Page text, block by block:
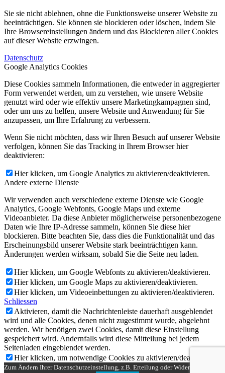
Sie sie nicht ablehnen, ohne die Funktionsweise unserer Website zu
beeinträchtigen. Sie können sie blockieren oder löschen, indem Sie
Ihre Browsereinstellungen ändern und das Blockieren aller Cookies
auf dieser Website erzwingen.
Datenschutz
Google Analytics Cookies
Diese Cookies sammeln Informationen, die entweder in aggregierter
Form verwendet werden, um zu verstehen, wie unsere Website
genutzt wird oder wie effektiv unsere Marketingkampagnen sind,
oder um uns zu helfen, unsere Website und Anwendung für Sie
anzupassen, um Ihre Erfahrung zu verbessern.
Wenn Sie nicht möchten, dass wir Ihren Besuch auf unserer Website
verfolgen, können Sie das Tracking in Ihrem Browser hier
deaktivieren:
Hier klicken, um Google Analytics zu aktivieren/deaktivieren.
Andere externe Dienste
Wir verwenden auch verschiedene externe Dienste wie Google
Analytics, Google Webfonts, Google Maps und externe
Videoanbieter. Da diese Anbieter möglicherweise personenbezogene
Daten wie Ihre IP-Adresse sammeln, können Sie diese hier
blockieren. Bitte beachten Sie, dass dies die Funktionalität und das
Erscheinungsbild unserer Website stark beeinträchtigen kann.
Änderungen werden wirksam, sobald Sie die Seite neu laden.
Hier klicken, um Google Webfonts zu aktivieren/deaktivieren.
Hier klicken, um Google Maps zu aktivieren/deaktivieren.
Hier klicken, um Videoeinbettungen zu aktivieren/deaktivieren.
Schliessen
Aktivieren, damit die Nachrichtenleiste dauerhaft ausgeblendet
wird und alle Cookies, denen nicht zugestimmt wurde, abgelehnt
werden. Wir benötigen zwei Cookies, damit diese Einstellung
gespeichert wird. Andernfalls wird diese Mitteilung bei jedem
Seitenladen eingeblendet werden.
Hier klicken, um notwendige Cookies zu aktivieren/deaktivieren.
Zum Ändern Ihrer Datenschutzeinstellung, z.B. Erteilung oder Widerruf von